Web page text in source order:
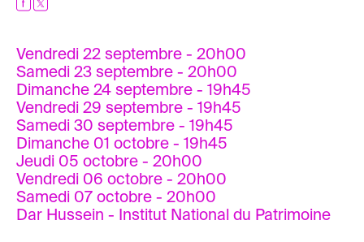
Vendredi 22 septembre - 20h00
Samedi 23 septembre - 20h00
Dimanche 24 septembre - 19h45
Vendredi 29 septembre - 19h45
Samedi 30 septembre - 19h45
Dimanche 01 octobre - 19h45
Jeudi 05 octobre - 20h00
Vendredi 06 octobre - 20h00
Samedi 07 octobre - 20h00
Dar Hussein - Institut National du Patrimoine